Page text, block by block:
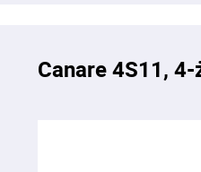
Canare 4S11,